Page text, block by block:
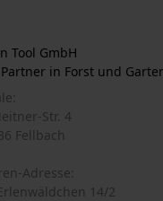
Tool GmbH
Partner in Forst und
Str. 4
Fellbach
Adresse:
14/2